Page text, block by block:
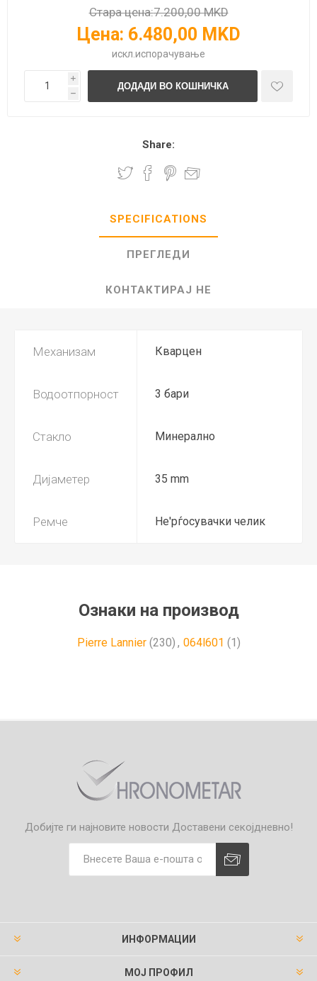
Стара цена:7.200,00 MKD
Цена: 6.480,00 MKD
искл. испорачување
i
h
Share:
SPECIFICATIONS
ПРЕГЛЕДИ
КОНТАКТИРАЈ НЕ
Механизам Кварцен
Водоотпорност 3 бари
Стакло Минерално
Дијаметер 35 mm
Ремче Не'рѓосувачки челик
Ознаки на производ
Pierre Lannier (230) , 064l601 (1)
Добијте ги најновите новости Доставени секојдневно!
ИНФОРМАЦИИ
МОЈ ПРОФИЛ